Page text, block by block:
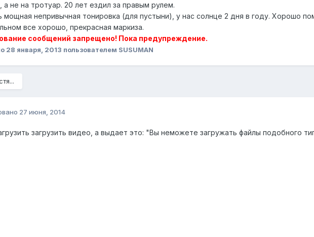
а не на тротуар. 20 лет ездил за правым рулем.
мощная непривычная тонировка (для пустыни), у нас солнце 2 дня в году. Хорошо
все хорошо, прекрасная маркиза.
сообщений запрещено! Пока предупреждение.
28 января, 2013 пользователем SUSUMAN
27 июня, 2014
загрузить видео, а выдает это: "Вы неможете загружать файлы подобного